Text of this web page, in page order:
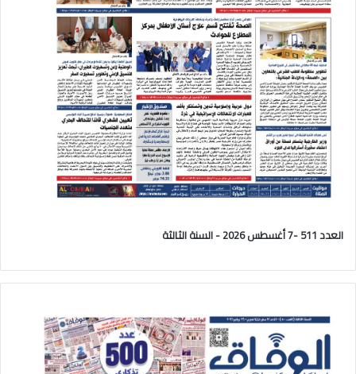
العدد 511 -7 أغسطس 2026 - السنة الثالثة